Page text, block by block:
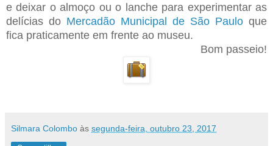
e deixar o almoço ou o lanche para experimentar as
delícias do Mercadão Municipal de São Paulo que
fica praticamente em frente ao museu.
Bom passeio!
Silmara Colombo às segunda-feira, outubro 23, 2017